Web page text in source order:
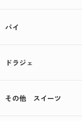
パイ
ドラジェ
その他 スイーツ